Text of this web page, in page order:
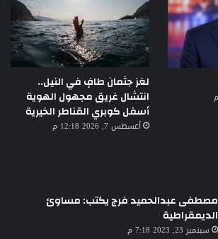
لغز جثمان طافٍ في النيل..
انتشال غريق مجهول الهوية
أسفل كوبري القناطر الخيرية
أغسطس 7, 2026 12:18 م
مصطفى عبدالحميد فرج يكتب: مساوئ
الديمقراطية
سبتمبر 23, 2023 7:18 م